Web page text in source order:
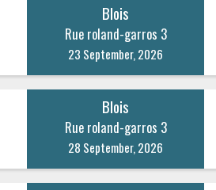
Blois
Rue roland-garros 3
23 September, 2026
Blois
Rue roland-garros 3
28 September, 2026